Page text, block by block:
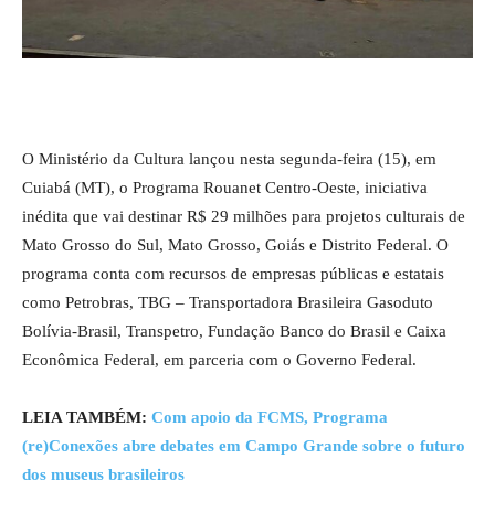
O Ministério da Cultura lançou nesta segunda-feira (15), em
Cuiabá (MT), o Programa Rouanet Centro-Oeste, iniciativa
inédita que vai destinar R$ 29 milhões para projetos culturais de
Mato Grosso do Sul, Mato Grosso, Goiás e Distrito Federal. O
programa conta com recursos de empresas públicas e estatais
como Petrobras, TBG – Transportadora Brasileira Gasoduto
Bolívia-Brasil, Transpetro, Fundação Banco do Brasil e Caixa
Econômica Federal, em parceria com o Governo Federal.
LEIA TAMBÉM: Com apoio da FCMS, Programa
(re)Conexões abre debates em Campo Grande sobre o futuro
dos museus brasileiros